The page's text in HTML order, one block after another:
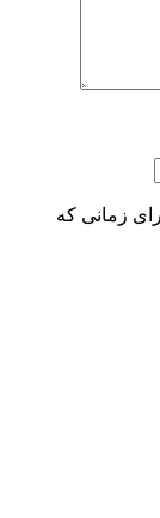
زمانی که